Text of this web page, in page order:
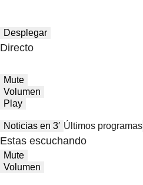
Desplegar
Directo
Mute
Volumen
Play
Noticias en 3′ Últimos programas
Estas escuchando
Mute
Volumen